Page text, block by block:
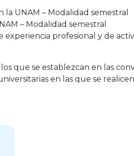
la UNAM – Modalidad semestral
– Modalidad semestral
profesional y de
que se establezcan en las
en las que se